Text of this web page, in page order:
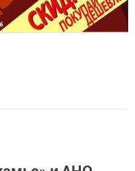
и АНО